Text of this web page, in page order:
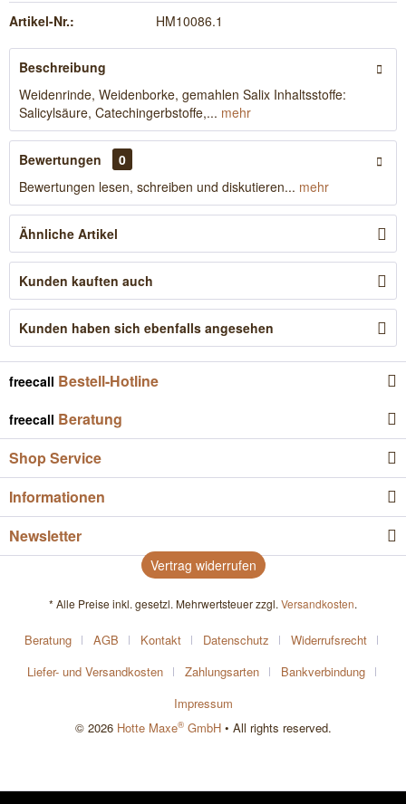
Artikel-Nr.: HM10086.1
Beschreibung
Weidenrinde, Weidenborke, gemahlen Salix Inhaltsstoffe:
Salicylsäure, Catechingerbstoffe,... mehr
Bewertungen
0
Bewertungen lesen, schreiben und diskutieren... mehr
Ähnliche Artikel
Kunden kauften auch
Kunden haben sich ebenfalls angesehen
freecall Bestell-Hotline
freecall Beratung
Shop Service
Informationen
Newsletter
Vertrag widerrufen
* Alle Preise inkl. gesetzl. Mehrwertsteuer zzgl. Versandkosten.
Beratung AGB Kontakt Datenschutz
Widerrufsrecht
Liefer- und Versandkosten
Zahlungsarten
Bankverbindung
Impressum
© 2026 Hotte Maxe®GmbH• All rights reserved.